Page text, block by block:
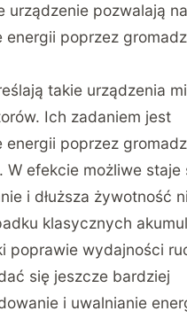
urządzenie pozwalają na
energii poprzez
takie urządzenia
Ich zadaniem jest
energii poprzez
W efekcie możliwe staje
i dłuższa żywotność
klasycznych
poprawie wydajności
się jeszcze bardziej
i uwalnianie